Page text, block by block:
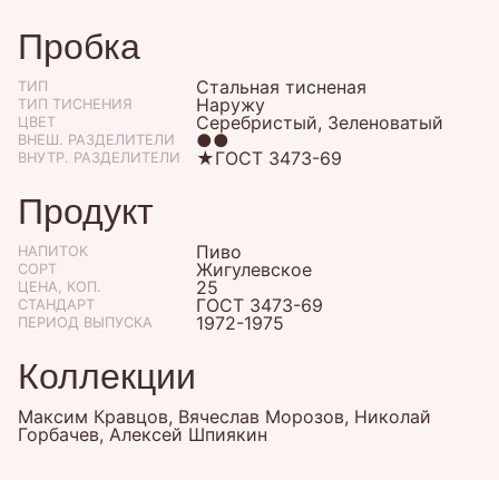
Пробка
ТИП Стальная тисненая
ТИП ТИСНЕНИЯ Наружу
ЦВЕТ Серебристый, Зеленоватый
ВНЕШ. РАЗДЕЛИТЕЛИ ●●
ВНУТР. РАЗДЕЛИТЕЛИ ★ГОСТ 3473-69
Продукт
НАПИТОК Пиво
СОРТ Жигулевское
ЦЕНА, КОП. 25
СТАНДАРТ ГОСТ 3473-69
ПЕРИОД ВЫПУСКА 1972-1975
Коллекции
Максим Кравцов, Вячеслав Морозов, Николай
Горбачев, Алексей Шпиякин